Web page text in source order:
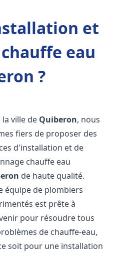
et
eau
?
la ville de Quiberon, nous
fiers de proposer des
d'installation et de
chauffe eau
de haute qualité.
équipe de plombiers
est prête à
pour résoudre tous
de chauffe-eau,
soit pour une installation